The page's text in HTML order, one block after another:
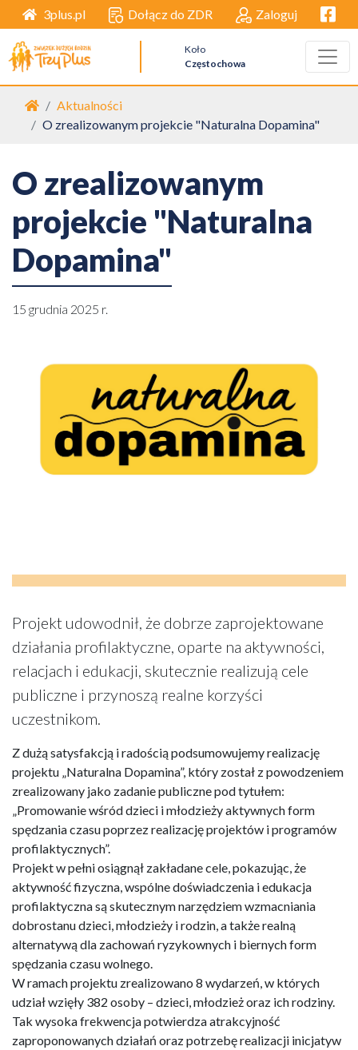
3plus.pl Dołącz do ZDR Zaloguj
Koło
Częstochowa
Strona główna
Aktualności
O zrealizowanym projekcie "Naturalna Dopamina"
O zrealizowanym
projekcie "Naturalna
Dopamina"
15 grudnia 2025 r.
Projekt udowodnił, że dobrze zaprojektowane
działania profilaktyczne, oparte na aktywności,
relacjach i edukacji, skutecznie realizują cele
publiczne i przynoszą realne korzyści
uczestnikom.
Z dużą satysfakcją i radością podsumowujemy realizację
projektu „Naturalna Dopamina”, który został z powodzeniem
zrealizowany jako zadanie publiczne pod tytułem:
„Promowanie wśród dzieci i młodzieży aktywnych form
spędzania czasu poprzez realizację projektów i programów
profilaktycznych”.
Projekt w pełni osiągnął zakładane cele, pokazując, że
aktywność fizyczna, wspólne doświadczenia i edukacja
profilaktyczna są skutecznym narzędziem wzmacniania
dobrostanu dzieci, młodzieży i rodzin, a także realną
alternatywą dla zachowań ryzykownych i biernych form
spędzania czasu wolnego.
W ramach projektu zrealizowano 8 wydarzeń, w których
udział wzięły 382 osoby – dzieci, młodzież oraz ich rodziny.
Tak wysoka frekwencja potwierdza atrakcyjność
zaproponowanych działań oraz potrzebę realizacji inicjatyw